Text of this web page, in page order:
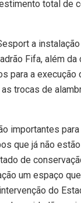
total de
a
Fifa, além
para a execução
trocas de
importantes
que já não
de
um espaço
do